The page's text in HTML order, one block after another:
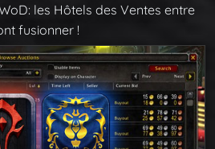
les Hôtels des Ventes entre
fusionner !